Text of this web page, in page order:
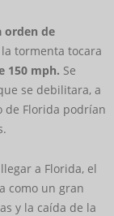
orden de
tormenta tocara
150 mph. Se
se debilitara, a
de Florida podrían
a Florida, el
como un gran
y la caída de la